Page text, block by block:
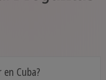
Cuba?